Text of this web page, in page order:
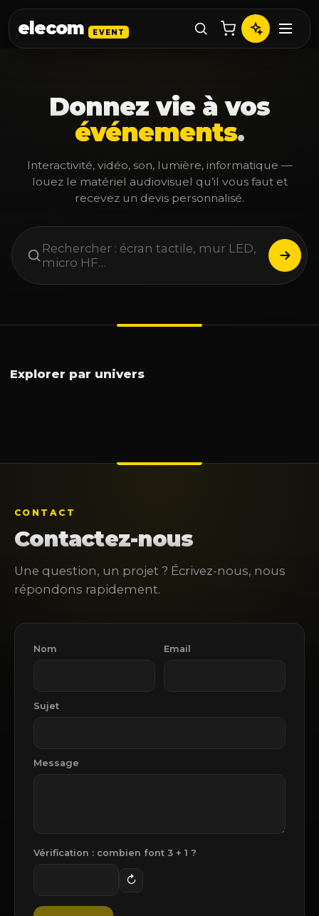
elecom EVENT
Donnez vie à vos
événements.
Interactivité, vidéo, son, lumière, informatique —
louez le matériel audiovisuel qu’il vous faut et
recevez un devis personnalisé.
Rechercher : écran tactile, mur LED,
micro HF…
Explorer par univers
Visioconférence
CONTACT
Contactez-nous
Une question, un projet ? Écrivez-nous, nous
répondons rapidement.
Nom Email
Sujet
Message
Vérification : combien font 3 + 1 ?
↻